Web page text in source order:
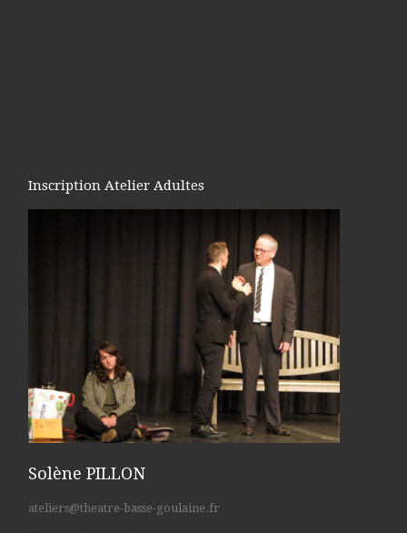
Inscription Atelier Adultes
Solène PILLON
ateliers@theatre-basse-goulaine.fr